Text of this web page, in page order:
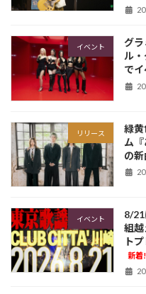
イベント
グ
ル
でイ
リリース
緑
ム
の
イベント
8/
組
ト
新着